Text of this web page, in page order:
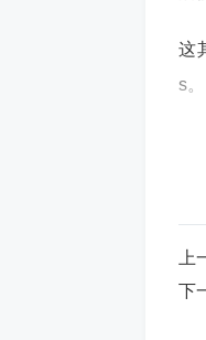
这
s。
上
下